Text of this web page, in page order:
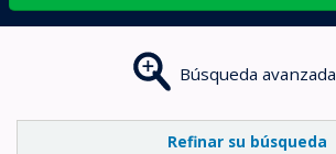
Búsqueda avanzada
Refinar su búsqueda